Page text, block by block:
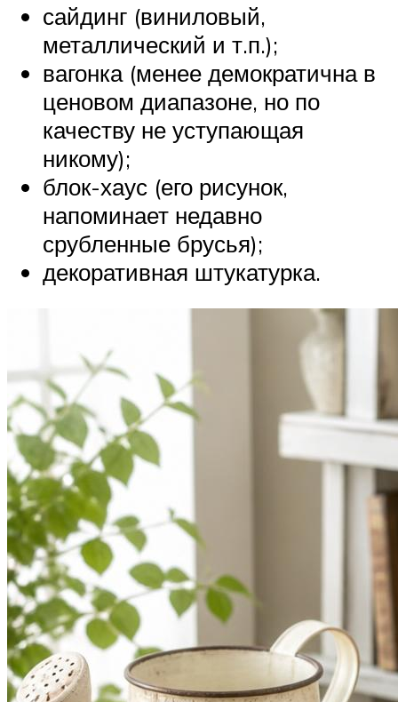
сайдинг (виниловый,
металлический и т.п.);
вагонка (менее демократична в
ценовом диапазоне, но по
качеству не уступающая
никому);
блок-хаус (его рисунок,
напоминает недавно
срубленные брусья);
декоративная штукатурка.